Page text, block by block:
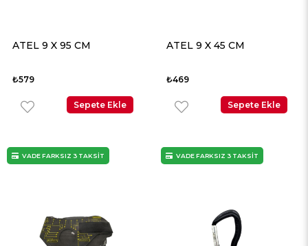
ATEL 9 X 95 CM
₺579
Sepete Ekle
ATEL 9 X 45 CM
₺469
Sepete Ekle
VADE FARKSIZ 3 TAKSİT VADE FARKSIZ 3 TAKSİT